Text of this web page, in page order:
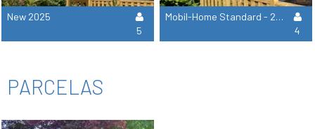
New 2025
5
Mobil-Home Standard - 2 Bedrooms 1 Bathroom
4
PARCELAS